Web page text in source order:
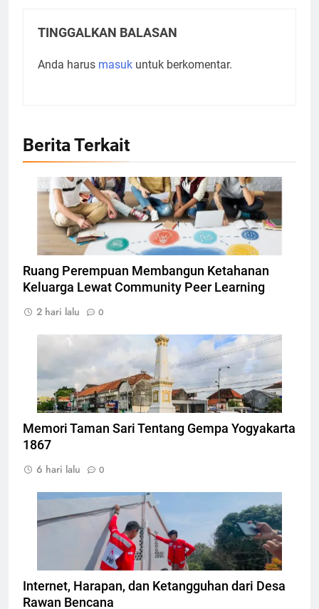
TINGGALKAN BALASAN
Anda harus masuk untuk berkomentar.
Berita Terkait
Ilustrasi Community Peer Learning, Foto: Dok.
atomisystems.com
Ruang Perempuan Membangun Ketahanan
Keluarga Lewat Community Peer Learning
2 hari lalu
0
Tugu Yogyakarta, Foto: Photo by CEphoto, Uwe
Aranas
Memori Taman Sari Tentang Gempa Yogyakarta
1867
6 hari lalu
0
Pemasangan teknologi konektivitas internet
berbasis komunitas, Foto: Atep Maulana
Internet, Harapan, dan Ketangguhan dari Desa
Rawan Bencana